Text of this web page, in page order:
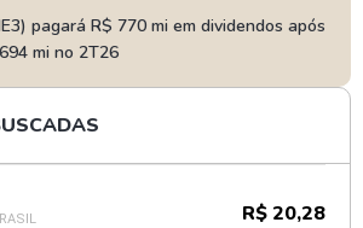
pagará R$ 770 mi em dividendos após
mi no 2T26
R$ 20,28